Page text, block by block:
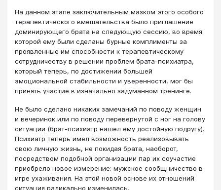
На данном этапе заключительным мазком этого особого
терапевтического вмешательства было приглашение
доминирующего брата на следующую сессию, во время
которой ему были сделаны бурные комплименты за
проявленные им способности к терапевтическому
сотрудничеству в решении проблем брата-психиатра,
который теперь, по достижении большей
эмоциональной стабильности и уверенности, мог бы
принять участие в изначально задуманном тренинге.
Не было сделано никаких замечаний по поводу женщин
и вечеринок или по поводу перевернутой с ног на голову
ситуации (брат-психиатр нашел ему достойную подругу).
Психиатр теперь имел возможность реализовывать
свою личную жизнь, не покидая брата, наоборот,
посредством подобной организации пар их соучастие
приобрело новое измерение: мужское сообщничество в
игре ухаживания. На этой новой основе их отношений
ситуация радикально изменилась.